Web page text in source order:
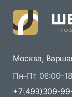
Москва,
Пн–Пт
+7(499)309-